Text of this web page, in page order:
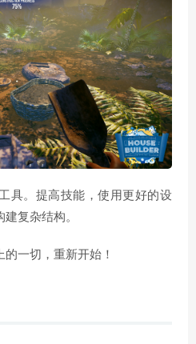
具。提高技能，使用更好的设
复杂结构。
一切，重新开始！